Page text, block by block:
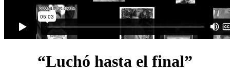
“Luchó hasta el final”